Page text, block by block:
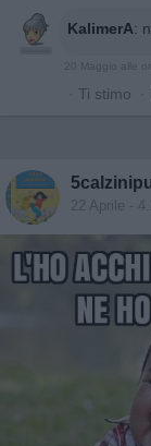
KalimerA:
20 Maggio alle
· Ti stimo ·
22 Aprile -